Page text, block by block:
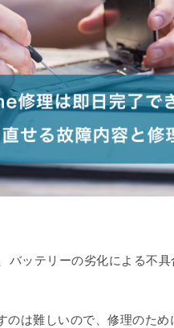
バッテリーの劣化による不
は難しいので、修理のため